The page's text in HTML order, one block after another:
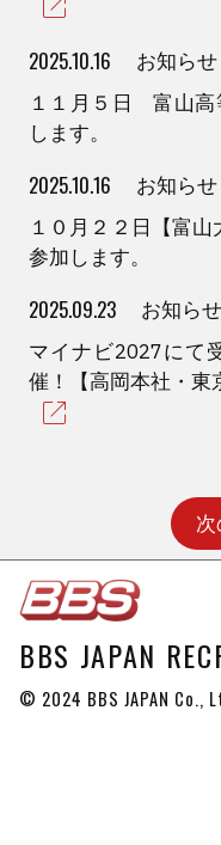
2025.10.16
お知らせ
１１月５日 富山高
します。
2025.10.16
お知らせ
１０月２２日【富
参加します。
2025.09.23
お知らせ
マイナビ2027にて
催！【高岡本社・東
BBS JAPAN
© 2024 BBS JAPAN Co.,